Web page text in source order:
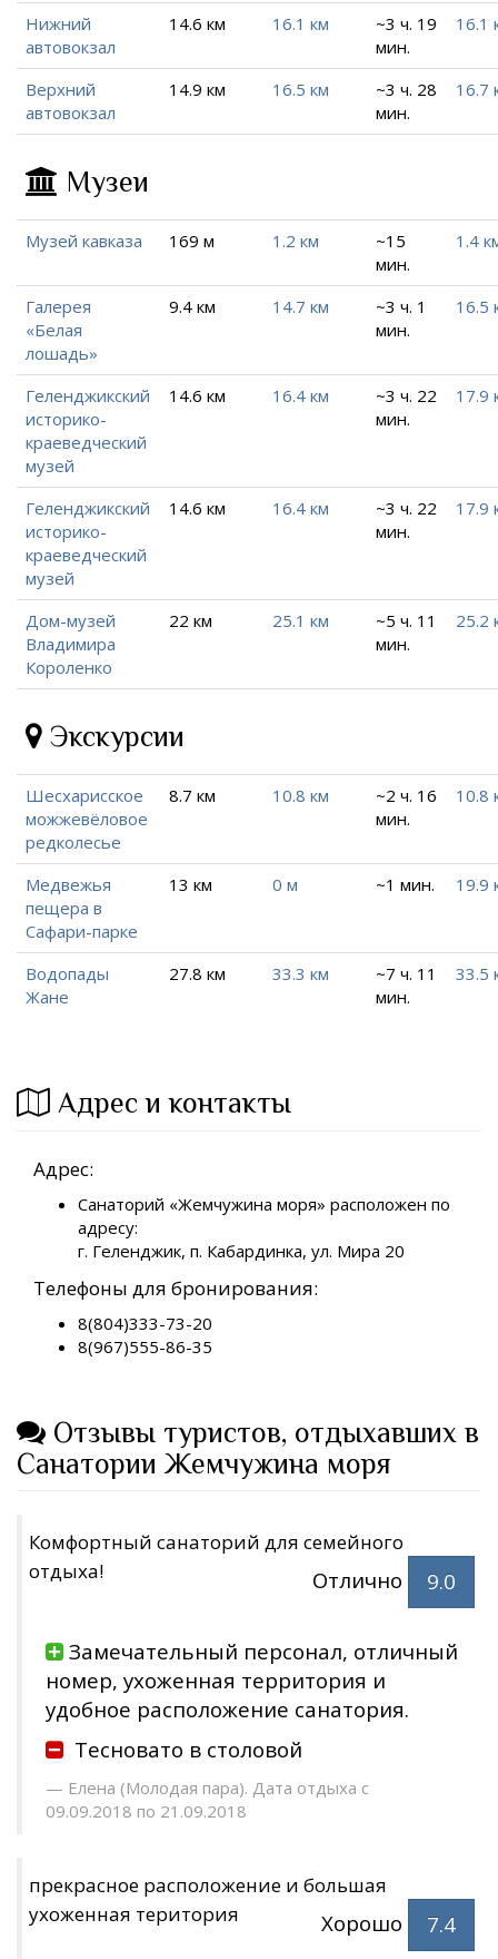
Нижний
автовокзал
14.6 км 16.1 км
~3 ч. 19
мин.
16.1
Верхний
автовокзал
14.9 км 16.5 км
~3 ч. 28
мин.
16.7
Музеи
Музей кавказа 169 м 1.2 км
~15
мин.
1.4
Галерея
«Белая
лошадь»
9.4 км 14.7 км
~3 ч. 1
мин.
16.5
Геленджикский
историко-
краеведческий
музей
14.6 км 16.4 км
~3 ч. 22
мин.
17.9
Геленджикский
историко-
краеведческий
музей
14.6 км 16.4 км
~3 ч. 22
мин.
17.9
Дом-музей
Владимира
Короленко
22 км 25.1 км
~5 ч. 11
мин.
25.2
Экскурсии
Шесхарисское
можжевёловое
редколесье
8.7 км 10.8 км
~2 ч. 16
мин.
10.8
Медвежья
пещера в
Сафари-парке
13 км 0 м ~1 мин. 19.9
Водопады
Жане
27.8 км 33.3 км
~7 ч. 11
мин.
33.5
Адрес и контакты
Адрес:
Санаторий «Жемчужина моря» расположен по
адресу:
г. Геленджик, п. Кабардинка, ул. Мира 20
Телефоны для бронирования:
8(804)333-73-20
8(967)555-86-35
Отзывы туристов, отдыхавших в
Санатории Жемчужина моря
Комфортный санаторий для семейного
отдыха!
Отлично 9.0
Замечательный персонал, отличный
номер, ухоженная территория и
удобное расположение санатория.
Тесновато в столовой
Елена (Молодая пара). Дата отдыха с
09.09.2018 по 21.09.2018
прекрасное расположение и большая
ухоженная територия
Хорошо 7.4